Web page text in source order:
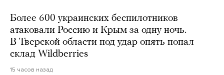
Более 600 украинских беспилотников
атаковали Россию и Крым за одну ночь.
В Тверской области под удар опять попал
склад Wildberries
15 часов назад